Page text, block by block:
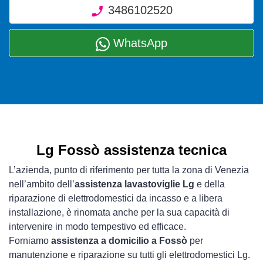
3486102520
WhatsApp
Lg Fossò assistenza tecnica
L’azienda, punto di riferimento per tutta la zona di Venezia
nell’ambito dell’assistenza lavastoviglie Lg e della
riparazione di elettrodomestici da incasso e a libera
installazione, è rinomata anche per la sua capacità di
intervenire in modo tempestivo ed efficace.
Forniamo assistenza a domicilio a Fossò per
manutenzione e riparazione su tutti gli elettrodomestici Lg.